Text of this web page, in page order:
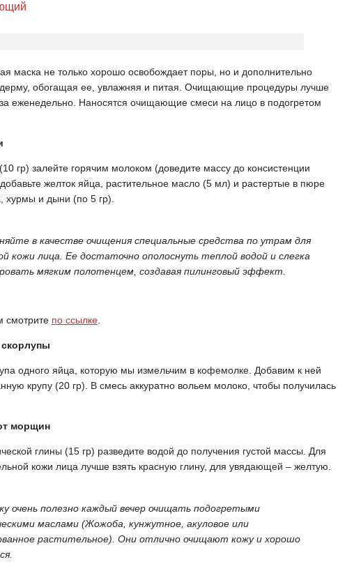
маска не только хорошо освобождает поры, но и дополнительно
дерму, обогащая ее, увлажняя и питая. Очищающие процедуры лучше
еженедельно. Наносятся очищающие смеси на лицо в подогретом
гр) залейте горячим молоком (доведите массу до консистенции
желток яйца, растительное масло (5 мл) и растертые в пюре
хурмы и дыни (по 5 гр).
в качестве очищения специальные средства по утрам для
кожи лица. Ее достаточно ополоснуть теплой водой и слегка
мягким полотенцем, создавая пилинговый эффект.
смотрите по ссылке
одного яйца, которую мы измельчим в кофемолке. Добавим к ней
крупу (20 гр). В смесь аккуратно вольем молоко, чтобы получилась
морщин
глины (15 гр) разведите водой до получения густой массы. Для
кожи лица лучше взять красную глину, для увядающей – желтую.
очень полезно каждый вечер очищать подогретыми
маслами (Жожоба, кунжутное, акуловое или
растительное). Они отлично очищают кожу и хорошо